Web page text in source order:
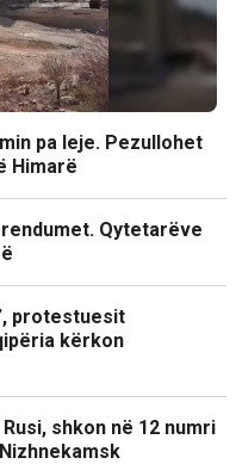
pa leje. Pezullohet
Himarë
Qytetarëve
protestuesit
kërkon
shkon në 12 numri